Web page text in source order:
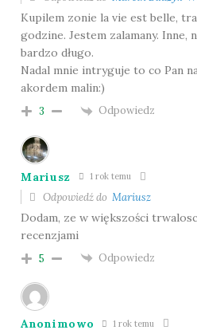
Kupilem zonie la vie est belle,
godzine. Jestem zalamany. Inne,
bardzo długo.
Nadal mnie intryguje to co Pan
akordem malin:)
3 Odpowiedz
Mariusz 1 rok temu
Odpowiedź do Mariusz
Dodam, ze w większości
recenzjami
5 Odpowiedz
Anonimowo 1 rok temu